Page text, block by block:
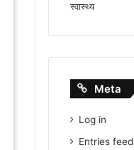
स्वास्थ्य
Meta
Log in
Entries feed